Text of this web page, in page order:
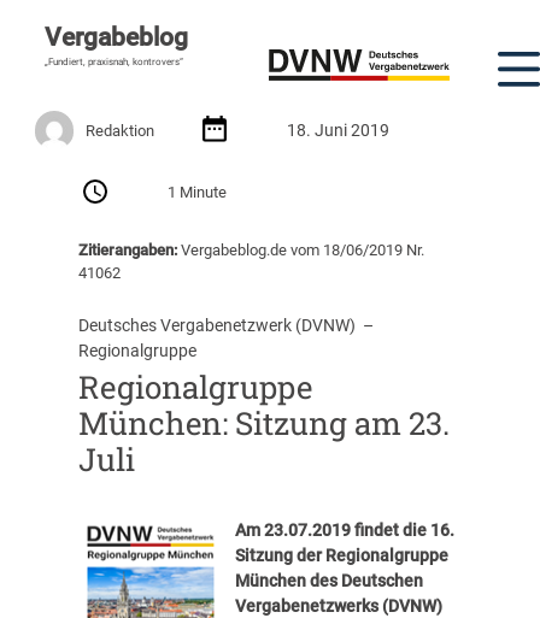
Vergabeblog
„Fundiert, praxisnah, kontrovers“
Redaktion 18. Juni 2019
1 Minute
Zitierangaben:Vergabeblog.de vom 18/06/2019 Nr.
41062
Deutsches Vergabenetzwerk (DVNW)
Regionalgruppe
Regionalgruppe
München: Sitzung am 23.
Juli
Am23.07.2019findet die 16.
Sitzung der Regionalgruppe
Münchendes Deutschen
Vergabenetzwerks (DVNW)